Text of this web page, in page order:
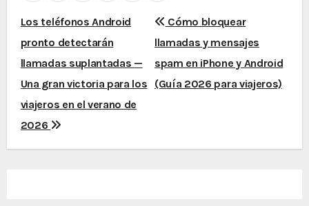
N
a
v
e
g
Los teléfonos Android
pronto detectarán
llamadas suplantadas —
Una gran victoria para los
viajeros en el verano de
2026
Cómo bloquear
llamadas y mensajes
spam en iPhone y Android
(Guía 2026 para viajeros)